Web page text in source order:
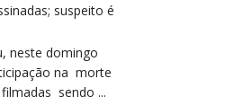
suspeito é
neste domingo
na morte
sendo ...